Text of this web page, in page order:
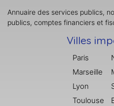
Annuaire des services publics,
publics, comptes financiers et
Villes
Paris
Marseille
Lyon
Toulouse